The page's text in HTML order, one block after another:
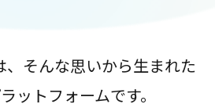
、そんな思いから生まれた
ットフォームです。